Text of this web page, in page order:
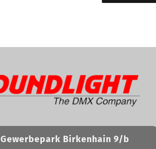
Gewerbepark Birkenhain 9/b